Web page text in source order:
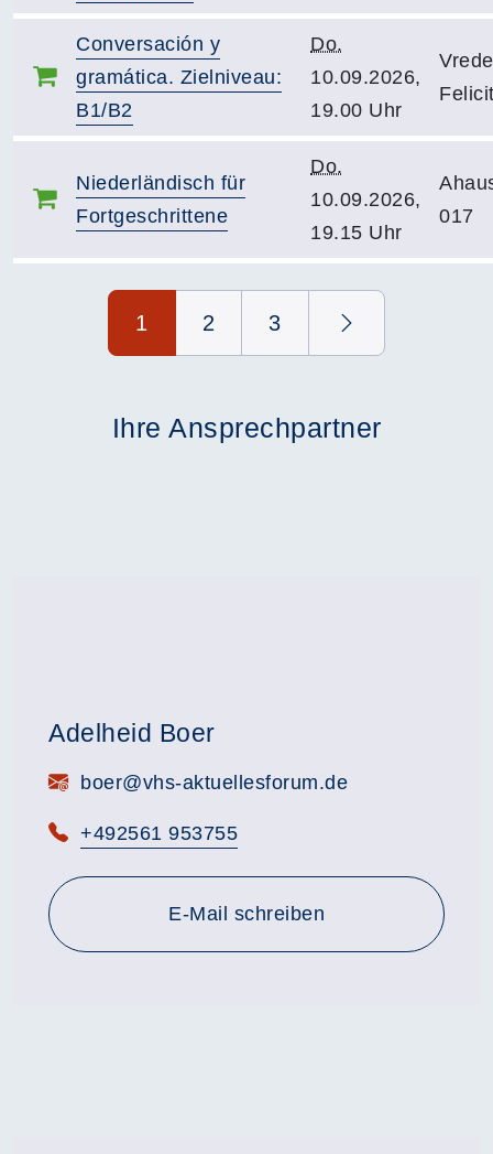
Conversación y
gramática. Zielniveau:
B1/B2
Do.
10.09.2026,
19.00 Uhr
Niederländisch für
Fortgeschrittene
Do.
10.09.2026,
19.15 Uhr
017
1 2 3
Ihre Ansprechpartner
Adelheid Boer
E-Mail:boer@vhs-aktuellesforum.de
Telefon:
+492561 953755
E-Mail schreiben